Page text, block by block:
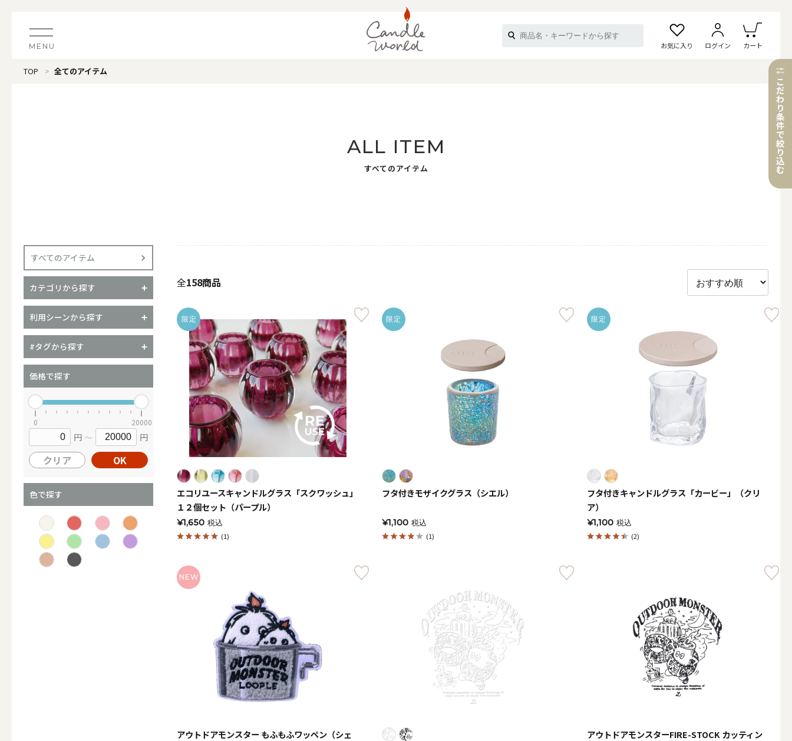
MENU お気に入り ログイン カート
（ブランド）YURAGI《ゆらぎ》
ALL
キャンドル
ALL アロマキャンドル アウトドアキャンドル
カップキャンドル ピラーキャンドル ボールキャンドル
テーパーキャンドル フローティングキャンドル その他キャンドル
キャンドルホルダー
ALL キャンドルグラス キャンドルスタンド
キャンドルプレート ランタン
TOP 全てのアイテム
ALL ITEM
すべてのアイテム
すべてのアイテム
カテゴリから探す
利用シーンから探す
#タグから探す
価格で探す
0 20000
円 ～ 円
クリア OK
色で探す
全158商品
限定
エコリユースキャンドルグラス「スクワッシュ」
１２個セット（パープル）
¥1,650 税込
(1)
限定
フタ付きモザイクグラス（シエル）
¥1,100 税込
(1)
限定
フタ付きキャンドルグラス「カービー」（クリ
ア）
¥1,100 税込
(2)
NEW
アウトドアモンスター もふもふワッペン（シェ
アウトドアモンスターFIRE-STOCK カッティン
こ
だ
わ
り
条
件
で
絞
り
込
む